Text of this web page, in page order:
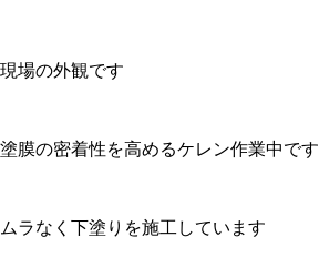
現場の外観です
塗膜の密着性を高めるケレン作業中です
ムラなく下塗りを施工しています